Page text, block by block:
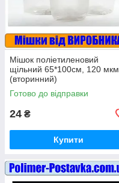
Мішок поліетиленовий
щільний 65*100см, 120 мкм
(вторинний)
Готово до відправки
24 ₴
Купити